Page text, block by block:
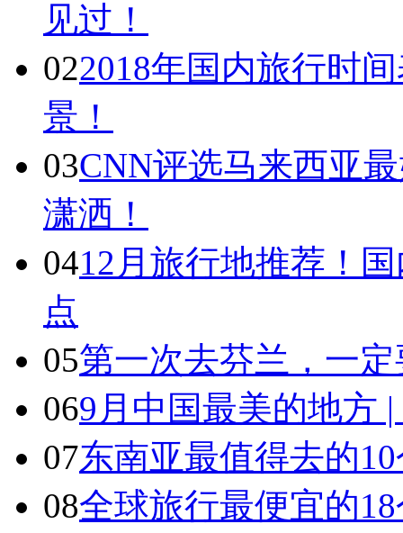
见过！
022018年国内旅行时
景！
03CNN评选马来西亚
潇洒！
0412月旅行地推荐！
点
05第一次去芬兰，一
069月中国最美的地方
07东南亚最值得去的
08全球旅行最便宜的